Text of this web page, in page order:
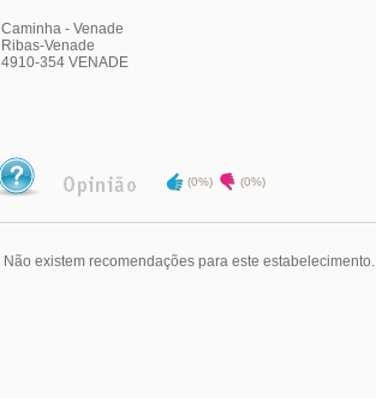
Caminha - Venade
Ribas-Venade
4910-354 VENADE
(0%) (0%)
Não existem recomendações para este estabelecimento.